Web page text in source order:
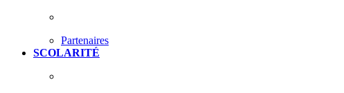
Partenaires
SCOLARITÉ